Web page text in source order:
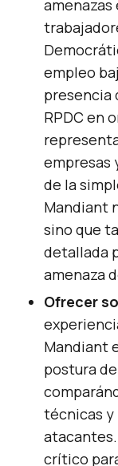
empleo
presencia
RPDC en
empresas
de la
Mandiant
sino que
detallada
amenaza
Ofrecer
Mandiant
postura
técnicas
crítico